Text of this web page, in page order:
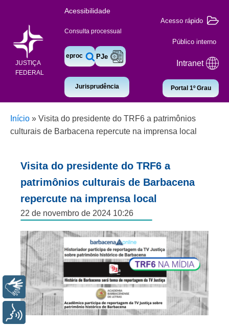
JUSTIÇA
FEDERAL
Acessibilidade
Consulta processual
eproc PJe
Jurisprudência
Acesso rápido
Público interno
Intranet
Portal 1º Grau
Início » Visita do presidente do TRF6 a patrimônios
culturais de Barbacena repercute na imprensa local
Visita do presidente do TRF6 a
patrimônios culturais de Barbacena
repercute na imprensa local
22 de novembro de 2024 10:26
Libras
Voz